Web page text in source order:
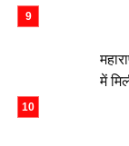
में